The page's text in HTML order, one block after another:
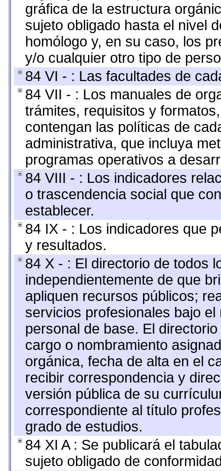
gráfica de la estructura
sujeto obligado hasta el nivel
homólogo y, en su caso, los
y/o cualquier otro tipo de
84 VI - : Las facultades de
84 VII - : Los manuales de
trámites, requisitos y
contengan las políticas de
administrativa, que incluya
programas operativos a
84 VIII - : Los indicadores
o trascendencia social que
establecer.
84 IX - : Los indicadores que
y resultados.
84 X - : El directorio de todos
independientemente de que
apliquen recursos públicos;
servicios profesionales bajo
personal de base. El
cargo o nombramiento
orgánica, fecha de alta en el
recibir correspondencia y
versión pública de su
correspondiente al título
grado de estudios.
84 XI A : Se publicará el
sujeto obligado de